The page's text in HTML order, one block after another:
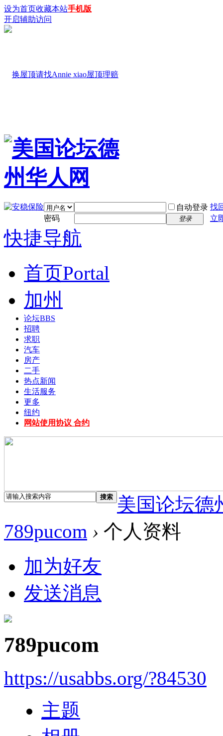
设为首页收藏本站手机版
开启辅助访问
自动登录 找
密码
登录 立
快捷导航
首页Portal
加州
论坛BBS
招聘
求职
汽车
房产
二手
热点新闻
生活服务
更多
纽约
网站使用协议 合约
搜索
美国论坛德
789pucom › 个人资料
加为好友
发送消息
789pucom
https://usabbs.org/?84530
主题